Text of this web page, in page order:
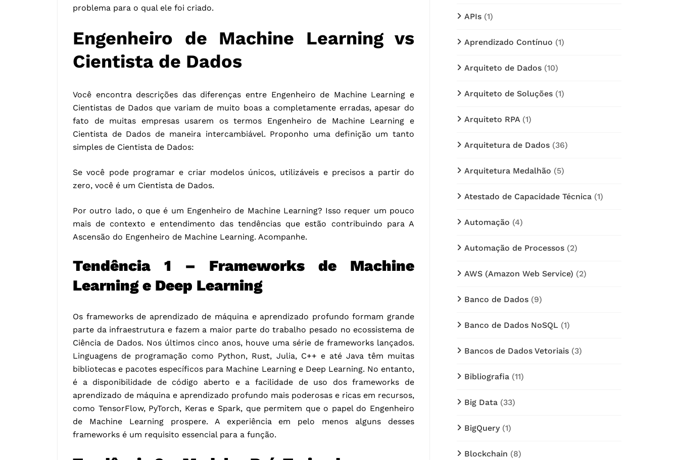
problema para o qual ele foi criado.
Engenheiro de Machine Learning vs
Cientista de Dados
Você encontra descrições das diferenças entre Engenheiro de Machine Learning e
Cientistas de Dados que variam de muito boas a completamente erradas, apesar do
fato de muitas empresas usarem os termos Engenheiro de Machine Learning e
Cientista de Dados de maneira intercambiável. Proponho uma definição um tanto
simples de Cientista de Dados:
Se você pode programar e criar modelos únicos, utilizáveis e precisos a partir do
zero, você é um Cientista de Dados.
Por outro lado, o que é um Engenheiro de Machine Learning? Isso requer um pouco
mais de contexto e entendimento das tendências que estão contribuindo para A
Ascensão do Engenheiro de Machine Learning. Acompanhe.
Tendência 1 – Frameworks de Machine
Learning e Deep Learning
Os frameworks de aprendizado de máquina e aprendizado profundo formam grande
parte da infraestrutura e fazem a maior parte do trabalho pesado no ecossistema de
Ciência de Dados. Nos últimos cinco anos, houve uma série de frameworks lançados.
Linguagens de programação como Python, Rust, Julia, C++ e até Java têm muitas
bibliotecas e pacotes específicos para Machine Learning e Deep Learning. No entanto,
é a disponibilidade de código aberto e a facilidade de uso dos frameworks de
aprendizado de máquina e aprendizado profundo mais poderosas e ricas em recursos,
como TensorFlow, PyTorch, Keras e Spark, que permitem que o papel do Engenheiro
de Machine Learning prospere. A experiência em pelo menos alguns desses
frameworks é um requisito essencial para a função.
APIs (1)
Aprendizado Contínuo (1)
Arquiteto de Dados (10)
Arquiteto de Soluções (1)
Arquiteto RPA(1)
Arquitetura de Dados (36)
Arquitetura Medalhão (5)
Atestado de Capacidade Técnica (1)
Automação (4)
Automação de Processos (2)
AWS (Amazon Web Service) (2)
Banco de Dados (9)
Banco de Dados NoSQL (1)
Bancos de Dados Vetoriais (3)
Bibliografia (11)
Big Data (33)
BigQuery(1)
Blockchain (8)